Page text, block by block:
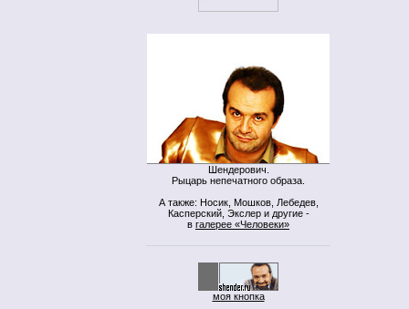
Шендерович.
Рыцарь непечатного образа.
А также: Носик, Мошков, Лебедев,
Касперский, Экслер и другие -
в галерее «Человеки»
моя кнопка